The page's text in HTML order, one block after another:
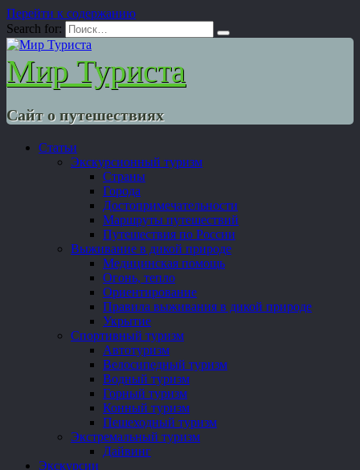
Перейти к содержанию
Search for:
Мир Туриста
Сайт о путешествиях
Статьи
Экскурсионный туризм
Страны
Города
Достопримечательности
Маршруты путешествий
Путешествия по России
Выживание в дикой природе
Медицинская помощь
Огонь, тепло
Ориентирование
Правила выживания в дикой природе
Укрытие
Спортивный туризм
Автотуризм
Велосипедный туризм
Водный туризм
Горный туризм
Конный туризм
Пешеходный туризм
Экстремальный туризм
Дайвинг
Экскурсии